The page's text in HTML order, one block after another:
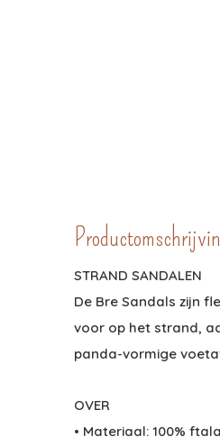
STRAND SANDALEN
De Bre Sandals zijn
voor op het strand,
panda-vormige
OVER
• Materiaal: 100%